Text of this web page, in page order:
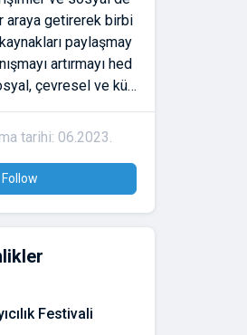
araya getirerek birbi
paylaşmay
artırmayı hed
çevresel ve kült
güvene d
ve etkilerini büyü
Yekpare'ye katıl
bağlarınızı g
ağlarda görünür
tarihi: 06.2023.
Follow
Festivali